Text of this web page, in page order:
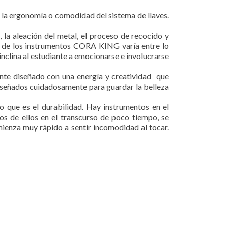
ergonomía o comodidad del sistema de llaves.
aleación del metal, el proceso de recocido y
los instrumentos CORA KING varía entre lo
al estudiante a emocionarse e involucrarse
diseñado con una energía y creatividad que
cuidadosamente para guardar la belleza
que es el durabilidad. Hay instrumentos en el
de ellos en el transcurso de poco tiempo, se
muy rápido a sentir incomodidad al tocar.